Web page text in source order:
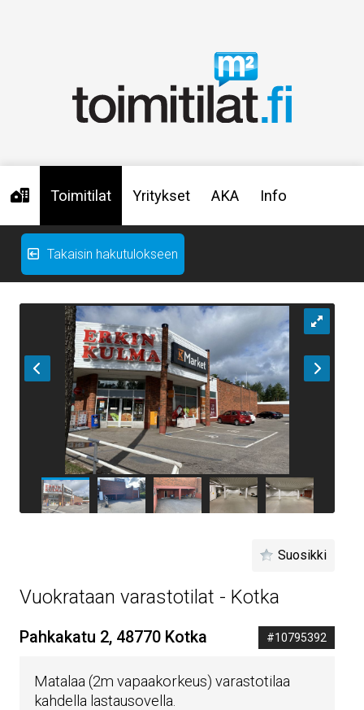
Toimitilat Yritykset AKA Info
Takaisin hakutulokseen
Suosikki
Vuokrataan varastotilat - Kotka
Pahkakatu 2, 48770 Kotka #10795392
Matalaa (2m vapaakorkeus) varastotilaa
kahdella lastausovella.